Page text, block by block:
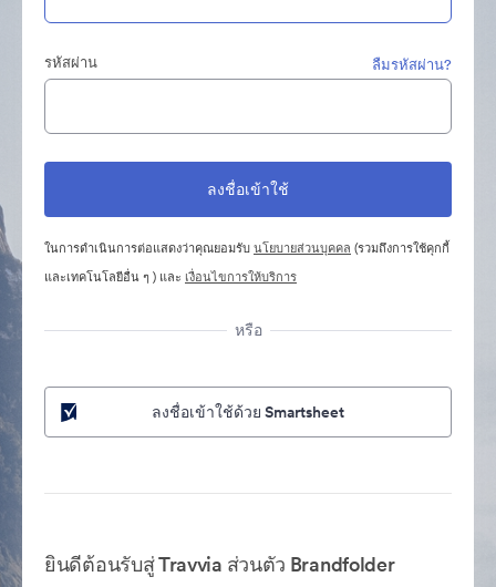
รหัสผ่าน ลืมรหัสผ่าน?
ในการดำเนินการต่อแสดงว่าคุณยอมรับนโยบายส่วนบุคคล (รวมถึงการใช้คุกกี้
และเทคโนโลยีอื่น ๆ ) และ เงื่อนไขการให้บริการ
หรือ
ลงชื่อเข้าใช้ด้วย Smartsheet
ยินดีต้อนรับสู่ Travvia ส่วนตัว Brandfolder